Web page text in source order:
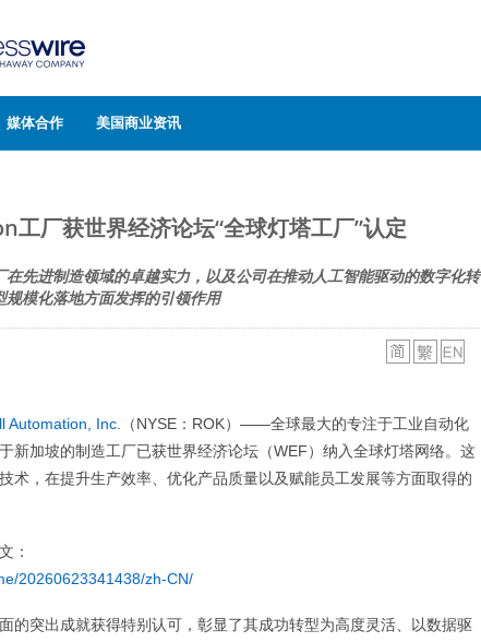
媒体合作 美国商业资讯
厂获世界经济论坛“全球灯塔工厂”认定
先进制造领域的卓越实力，以及公司在推动人工智能驱动的数字化转
规模化落地方面发挥的引领作用
Automation, Inc.
（NYSE：ROK）——全球最大的专注于工业自动化
加坡的制造工厂已获世界经济论坛（WEF）纳入全球灯塔网络。这
术，在提升生产效率、优化产品质量以及赋能员工发展等方面取得的
：
20260623341438/zh-CN/
的突出成就获得特别认可，彰显了其成功转型为高度灵活、以数据驱